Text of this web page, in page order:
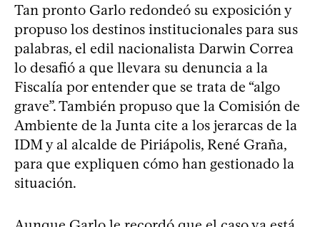
Tan pronto Garlo redondeó su exposición y
propuso los destinos institucionales para sus
palabras, el edil nacionalista Darwin Correa
lo desafió a que llevara su denuncia a la
Fiscalía por entender que se trata de “algo
grave”. También propuso que la Comisión de
Ambiente de la Junta cite a los jerarcas de la
IDM y al alcalde de Piriápolis, René Graña,
para que expliquen cómo han gestionado la
situación.